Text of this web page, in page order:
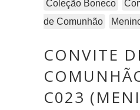
Coleção Boneco
de Comunhão
CONVITE
C023